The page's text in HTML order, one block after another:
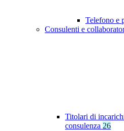
Telefono e
Consulenti e
Titolari di
consulenza 26